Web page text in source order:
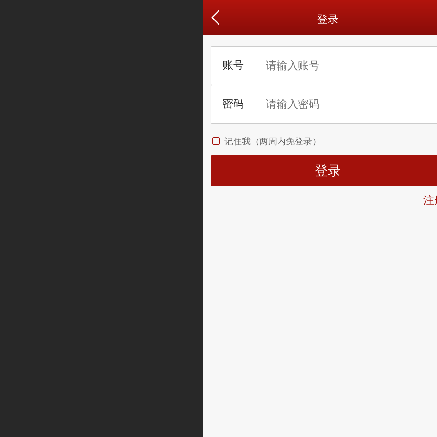
登录
记住我（两周内免登录）
注